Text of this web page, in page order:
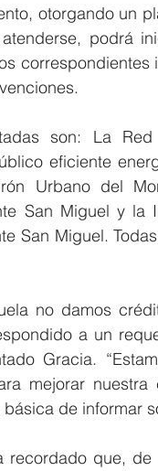
otorgando un
podrá
son: La
eficiente
Urbano del
San Miguel y la
San Miguel.
no damos
a un
Gracia.
mejorar
de informar
recordado que,